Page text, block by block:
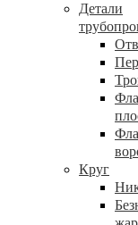
Детали
Круг